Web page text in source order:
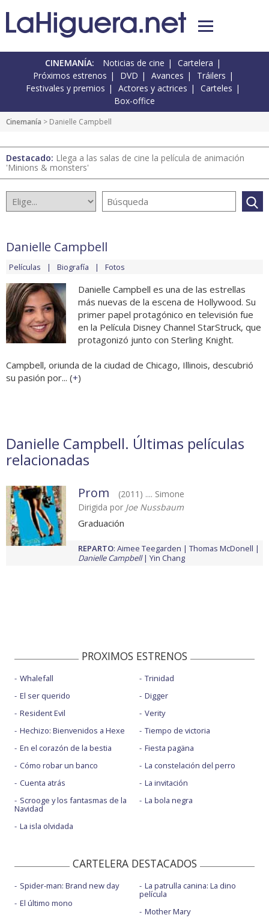
CINEMANÍA: Noticias de cine
Cartelera
Próximos estrenos
DVD Avances
Tráilers
Festivales y premios
Actores y actrices
Carteles
Box-office
Cinemanía > Danielle Campbell
Destacado: Llega a las salas de cine la película de animación
'Minions & monsters'
Danielle Campbell
Películas Biografía Fotos
Danielle Campbell es una de las estrellas
más nuevas de la escena de Hollywood. Su
primer papel protagónico en televisión fue
en la Película Disney Channel StarStruck, que
protagonizó junto con Sterling Knight.
Campbell, oriunda de la ciudad de Chicago, Illinois, descubrió
su pasión por... (+)
Danielle Campbell. Últimas películas
relacionadas
Prom
(2011) .... Simone
Dirigida por Joe Nussbaum
Graduación
REPARTO: Aimee Teegarden
Thomas McDonell
Danielle Campbell
Yin Chang
PROXIMOS ESTRENOS
Whalefall
El ser querido
Resident Evil
Hechizo: Bienvenidos a Hexe
En el corazón de la bestia
Cómo robar un banco
Cuenta atrás
Scrooge y los fantasmas de la
Navidad
La isla olvidada
Trinidad
Digger
Verity
Tiempo de victoria
Fiesta pagäna
La constelación del perro
La invitación
La bola negra
CARTELERA DESTACADOS
Spider-man: Brand new day
El último mono
La patrulla canina: La dino
película
Mother Mary